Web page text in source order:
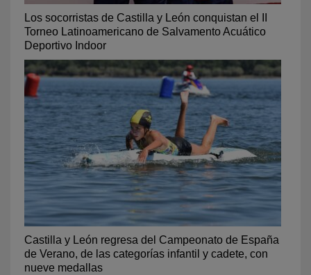
Los socorristas de Castilla y León conquistan el II
Torneo Latinoamericano de Salvamento Acuático
Deportivo Indoor
Castilla y León regresa del Campeonato de España
de Verano, de las categorías infantil y cadete, con
nueve medallas